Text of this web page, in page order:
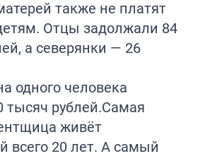
также не платят
Отцы задолжали 84
а северянки — 26
одного человека
тысяч рублей.Самая
живёт
всего 20 лет. А самый